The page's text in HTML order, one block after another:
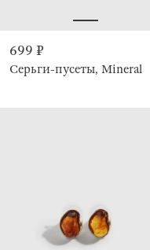
699 ₽
Серьги-пусеты, Mineral